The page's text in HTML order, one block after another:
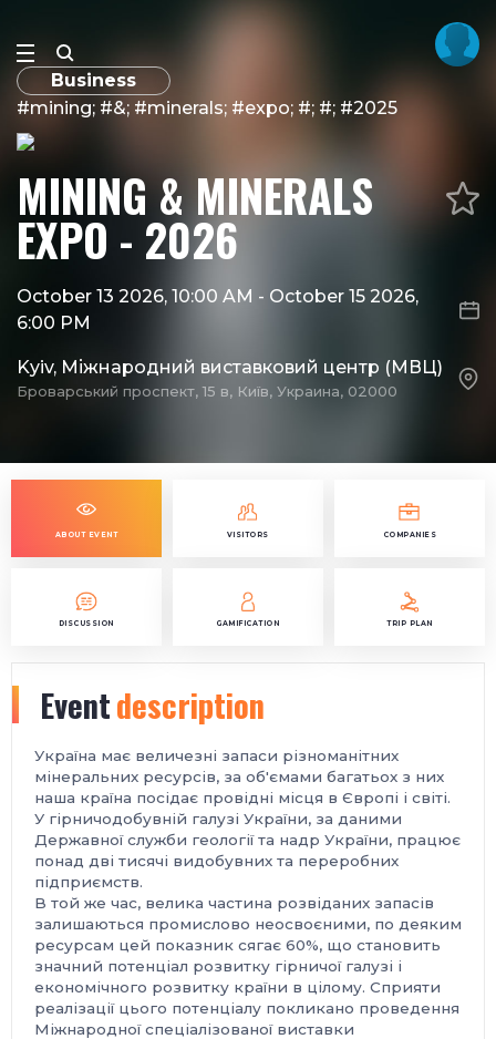
Business
#mining; #&; #minerals; #expo; #; #; #2025
MINING & MINERALS
EXPO - 2026
October 13 2026, 10:00 AM - October 15 2026,
6:00 PM
Kyiv, Міжнародний виставковий центр (МВЦ)
Броварський проспект, 15 в, Київ, Украина, 02000
ABOUT EVENT VISITORS COMPANIES
DISCUSSION GAMIFICATION TRIP PLAN
Eventdescription
Україна має величезні запаси різноманітних
мінеральних ресурсів, за об'ємами багатьох з них
наша країна посідає провідні місця в Європі і світі.
У гірничодобувній галузі України, за даними
Державної служби геології та надр України, працює
понад дві тисячі видобувних та переробних
підприємств.
В той же час, велика частина розвіданих запасів
залишаються промислово неосвоєними, по деяким
ресурсам цей показник сягає 60%, що становить
значний потенціал розвитку гірничої галузі і
економічного розвитку країни в цілому. Сприяти
реалізації цього потенціалу покликано проведення
Міжнародної спеціалізованої виставки